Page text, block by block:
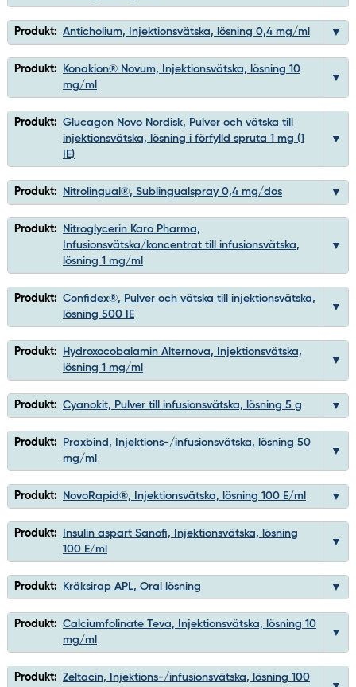
Produkt: Anticholium, Injektionsvätska, lösning 0,4 mg/ml
Produkt:
Konakion® Novum, Injektionsvätska, lösning 10
mg/ml
Produkt: Glucagon Novo Nordisk, Pulver och vätska till
injektionsvätska, lösning i förfylld spruta 1 mg (1
IE)
Produkt: Nitrolingual®, Sublingualspray 0,4 mg/dos
Produkt:
Nitroglycerin Karo Pharma,
Infusionsvätska/koncentrat till infusionsvätska,
lösning 1 mg/ml
Produkt: Confidex®, Pulver och vätska till injektionsvätska,
lösning 500 IE
Produkt:
Hydroxocobalamin Alternova, Injektionsvätska,
lösning 1 mg/ml
Produkt: Cyanokit, Pulver till infusionsvätska, lösning 5 g
Produkt:
Praxbind, Injektions-/infusionsvätska, lösning 50
mg/ml
Produkt: NovoRapid®, Injektionsvätska, lösning 100 E/ml
Produkt:
Insulin aspart Sanofi, Injektionsvätska, lösning
100 E/ml
Produkt: Kräksirap APL, Oral lösning
Produkt: Calciumfolinate Teva, Injektionsvätska, lösning 10
mg/ml
Produkt: Zeltacin, Injektions-/infusionsvätska, lösning 100